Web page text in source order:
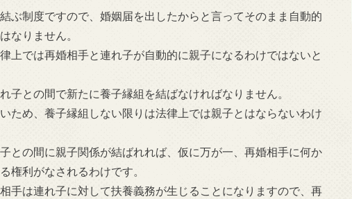
ぶ制度ですので、婚姻届を出したからと言ってそのまま自動的
なりません。
上では再婚相手と連れ子が自動的に親子になるわけではないと
子との間で新たに養子縁組を結ばなければなりません。
ため、養子縁組しない限りは法律上では親子とはならないわけ
との間に親子関係が結ばれれば、仮に万が一、再婚相手に何か
権利がなされるわけです。
手は連れ子に対して扶養義務が生じることになりますので、再